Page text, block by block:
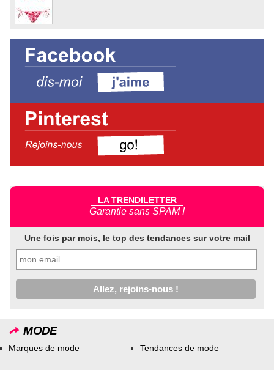
LA TRENDILETTER
Garantie sans SPAM !
Une fois par mois, le top des tendances sur votre mail
MODE
Marques de mode Tendances de mode